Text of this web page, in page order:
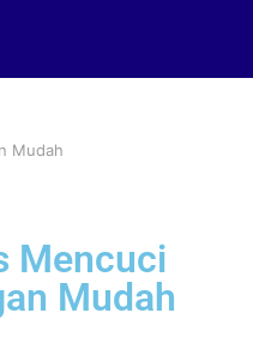
Mudah
Mencuci
Mudah